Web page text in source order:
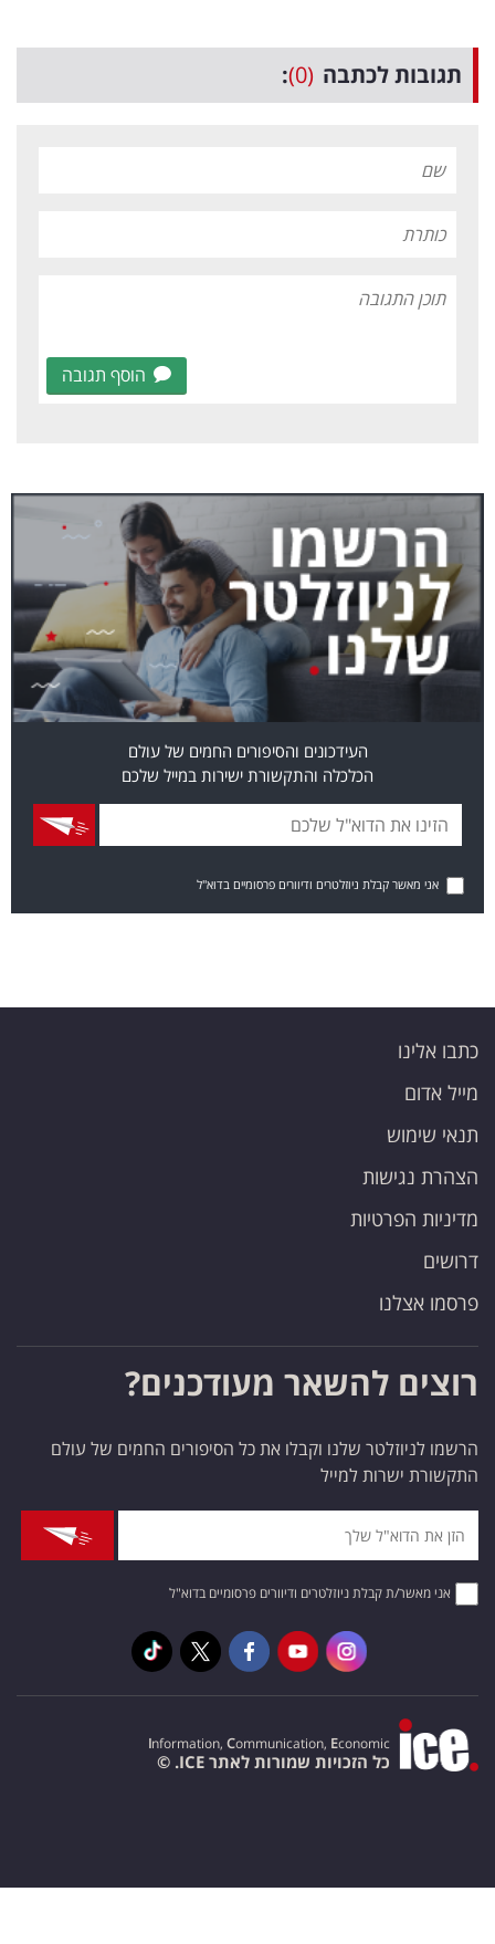
תגובות לכתבה (0)
:
הוסף תגובה
העידכונים והסיפורים החמים של עולם
הכלכלה והתקשורת ישירות במייל שלכם
אני מאשר קבלת ניוזלטרים ודיוורים פרסומיים בדוא"ל
כתבו אלינו
מייל אדום
תנאי שימוש
הצהרת נגישות
מדיניות הפרטיות
דרושים
פרסמו אצלנו
רוצים להשאר מעודכנים?
הרשמו לניוזלטר שלנו וקבלו את כל הסיפורים החמים של עולם
התקשורת ישרות למייל
אני מאשר/ת קבלת ניוזלטרים ודיוורים פרסומיים בדוא"ל
Information, Communication, Economic
כל הזכויות שמורות לאתר ICE. ©